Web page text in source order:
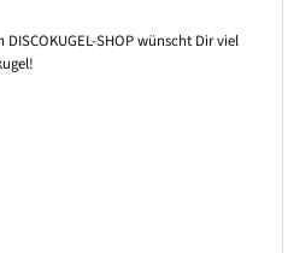
SHOP wünscht Dir viel